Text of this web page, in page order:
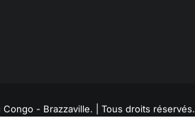
- Brazzaville. | Tous droits réservés.